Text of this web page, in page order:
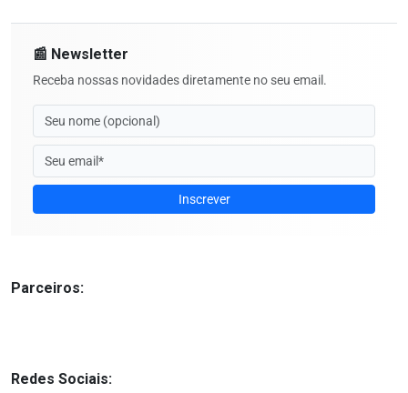
📰 Newsletter
Receba nossas novidades diretamente no seu email.
Inscrever
Parceiros:
Redes Sociais: